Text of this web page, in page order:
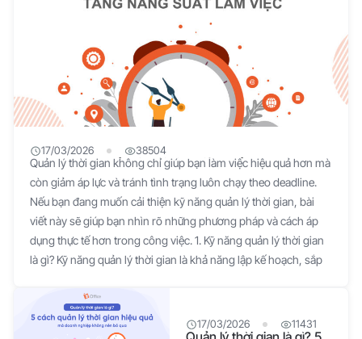
17/03/2026 38504
12+ Kỹ năng quản lý thời gian hiệu quả
Quản lý thời gian không chỉ giúp bạn làm việc hiệu quả hơn mà
còn giảm áp lực và tránh tình trạng luôn chạy theo deadline.
Nếu bạn đang muốn cải thiện kỹ năng quản lý thời gian, bài
viết này sẽ giúp bạn nhìn rõ những phương pháp và cách áp
dụng thực tế hơn trong công việc. 1. Kỹ năng quản lý thời gian
là gì? Kỹ năng quản lý thời gian là khả năng lập kế hoạch, sắp
thời gian hiệu quả, từ đó nâng cao năng suất, giảm căng thẳng
và đạt được mục tiêu cá nhân hoặc nghề nghiệp. >> Xem
17/03/2026 11431